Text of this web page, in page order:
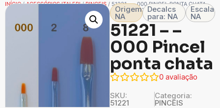
INÍCIO/ACESSÓRIOS ITALERI/PINCEIS / 51221 – – 000 PINCEL PONTA CHATA
Origem:
NA
Decalcs
para: NA
Escala
NA
51221 – –
000 Pincel
ponta chata
0 avaliação
SKU:
51221
Categoria:
PINCEIS